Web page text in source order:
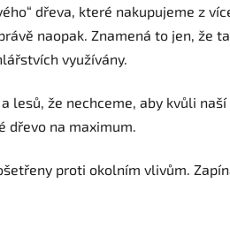
dřeva, které nakupujeme z
naopak. Znamená to jen, že
využívány.
lesů, že nechceme, aby kvůli
dřevo na maximum.
proti okolním vlivům.